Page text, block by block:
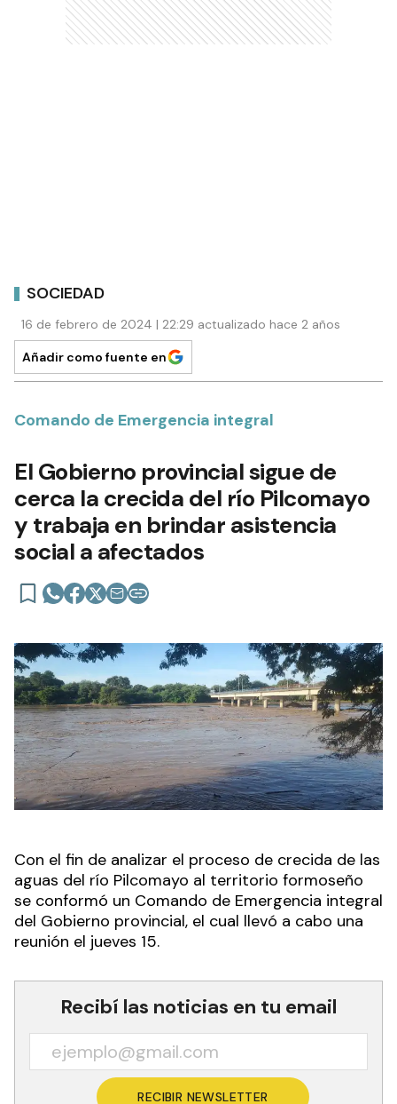
SOCIEDAD
16 de febrero de 2024 | 22:29 actualizado hace 2 años
Añadir como fuente en
Comando de Emergencia integral
El Gobierno provincial sigue de
cerca la crecida del río Pilcomayo
y trabaja en brindar asistencia
social a afectados
Con el fin de analizar el proceso de crecida de las
aguas del río Pilcomayo al territorio formoseño
se conformó un Comando de Emergencia integral
del Gobierno provincial, el cual llevó a cabo una
reunión el jueves 15.
Recibí las noticias en tu email
RECIBIR NEWSLETTER